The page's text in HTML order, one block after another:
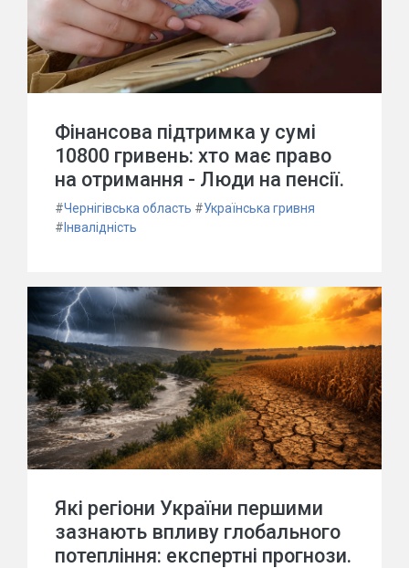
Фінансова підтримка у сумі
10800 гривень: хто має право
на отримання - Люди на пенсії.
#Чернігівська область #Українська гривня
# Інвалідність
Які регіони України першими
зазнають впливу глобального
потепління: експертні прогнози.